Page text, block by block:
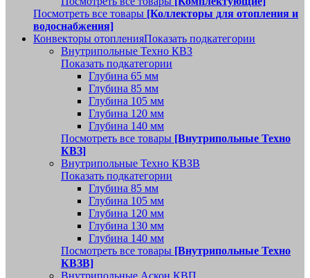
Посмотреть все товары [Коллекторы для отопления и
водоснабжения]
Конвекторы отопленияПоказать подкатегории
Внутрипольные Техно КВЗ
Показать подкатегории
Глубина 65 мм
Глубина 85 мм
Глубина 105 мм
Глубина 120 мм
Глубина 140 мм
Посмотреть все товары [Внутрипольные Техно
КВЗ]
Внутрипольные Техно КВЗВ
Показать подкатегории
Глубина 85 мм
Глубина 105 мм
Глубина 120 мм
Глубина 130 мм
Глубина 140 мм
Посмотреть все товары [Внутрипольные Техно
КВЗВ]
Внутрипольные Аскон КВП